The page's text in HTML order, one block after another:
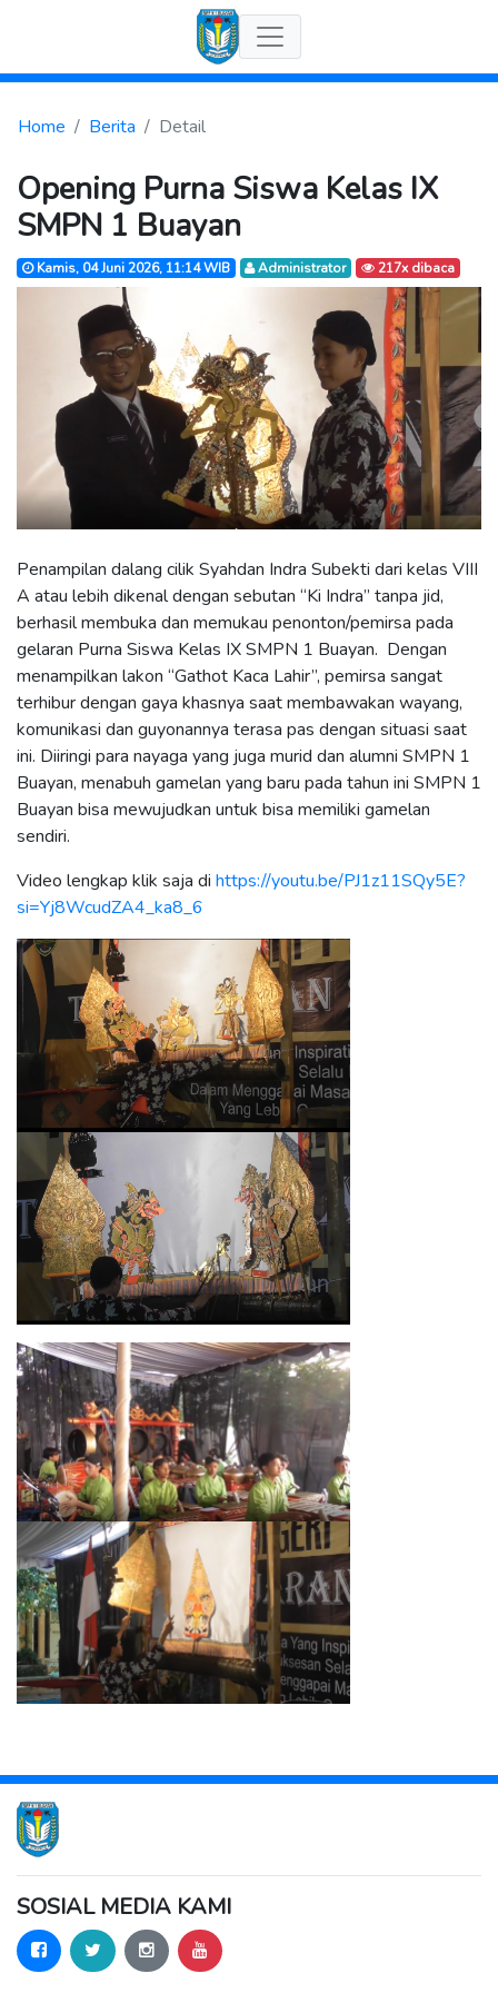
Home Berita Detail
Opening Purna Siswa Kelas IX
SMPN 1 Buayan
Kamis, 04 Juni 2026, 11:14 WIB Administrator 217x dibaca
Penampilan dalang cilik Syahdan Indra Subekti dari kelas VIII
A atau lebih dikenal dengan sebutan “Ki Indra” tanpa jid,
berhasil membuka dan memukau penonton/pemirsa pada
gelaran Purna Siswa Kelas IX SMPN 1 Buayan. Dengan
menampilkan lakon “Gathot Kaca Lahir”, pemirsa sangat
terhibur dengan gaya khasnya saat membawakan wayang,
komunikasi dan guyonannya terasa pas dengan situasi saat
ini. Diiringi para nayaga yang juga murid dan alumni SMPN 1
Buayan, menabuh gamelan yang baru pada tahun ini SMPN 1
Buayan bisa mewujudkan untuk bisa memiliki gamelan
sendiri.
Video lengkap klik saja di https://youtu.be/PJ1z11SQy5E?
si=Yj8WcudZA4_ka8_6
SOSIAL MEDIA KAMI